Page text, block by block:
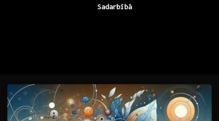
Sadarbībā